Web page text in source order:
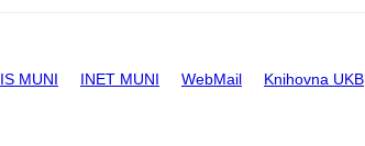
IS MUNI INET MUNI WebMail Knihovna UKB